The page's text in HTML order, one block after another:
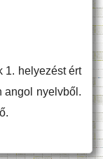
1. helyezést ért
angol nyelvből.